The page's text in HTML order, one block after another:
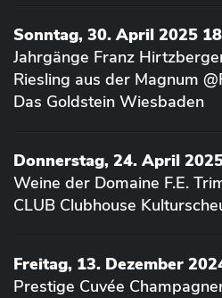
Sonntag, 30. April 2025
Jahrgänge Franz
Riesling aus der Magnum
Das Goldstein Wiesbaden
Donnerstag, 24. April
Weine der Domaine F.E.
CLUB Clubhouse
Freitag, 13. Dezember
Prestige Cuvée